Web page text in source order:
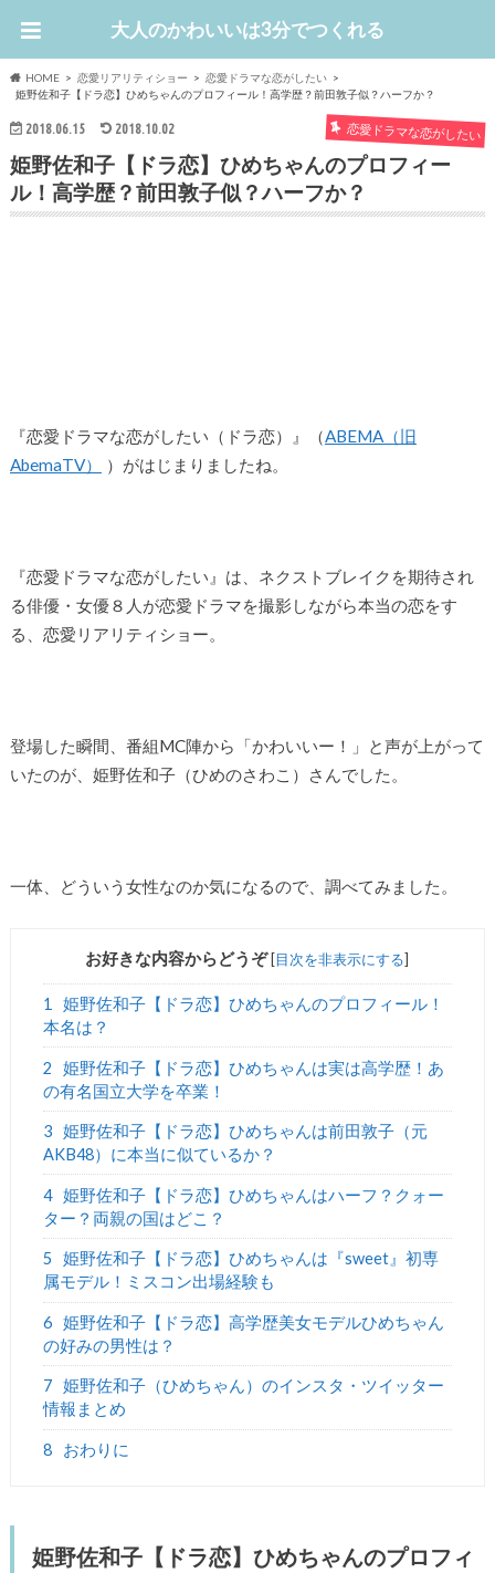
大人のかわいいは3分でつくれる
HOME 恋愛リアリティショー
恋愛ドラマな恋がしたい
姫野佐和子【ドラ恋】ひめちゃんのプロフィール！高学歴？前田敦子似？ハーフか？
2018.06.15 2018.10.02 恋愛ドラマな恋がしたい
姫野佐和子【ドラ恋】ひめちゃんのプロフィー
ル！高学歴？前田敦子似？ハーフか？
『恋愛ドラマな恋がしたい（ドラ恋）』（ABEMA（旧
AbemaTV）
）がはじまりましたね。
『恋愛ドラマな恋がしたい』は、ネクストブレイクを期待され
る俳優・女優８人が恋愛ドラマを撮影しながら本当の恋をす
る、恋愛リアリティショー。
登場した瞬間、番組MC陣から「かわいいー！」と声が上がって
いたのが、姫野佐和子（ひめのさわこ）さんでした。
一体、どういう女性なのか気になるので、調べてみました。
お好きな内容からどうぞ[目次を非表示にする]
1
姫野佐和子【ドラ恋】ひめちゃんのプロフィール！
本名は？
2
姫野佐和子【ドラ恋】ひめちゃんは実は高学歴！あ
の有名国立大学を卒業！
3 姫野佐和子【ドラ恋】ひめちゃんは前田敦子（元
AKB48）に本当に似ているか？
4 姫野佐和子【ドラ恋】ひめちゃんはハーフ？クォー
ター？両親の国はどこ？
5
姫野佐和子【ドラ恋】ひめちゃんは『sweet』初専
属モデル！ミスコン出場経験も
6 姫野佐和子【ドラ恋】高学歴美女モデルひめちゃん
の好みの男性は？
7 姫野佐和子（ひめちゃん）のインスタ・ツイッター
情報まとめ
8 おわりに
姫野佐和子【ドラ恋】ひめちゃんのプロフィ